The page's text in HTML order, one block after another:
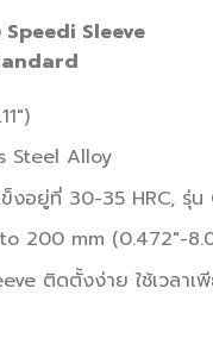
Speedi Sleeve
Steel Alloy
งอยู่ที่ 30-35 HRC, รุ่
200 mm (0.472″-
ติดตั้งง่าย ใช้เวลา